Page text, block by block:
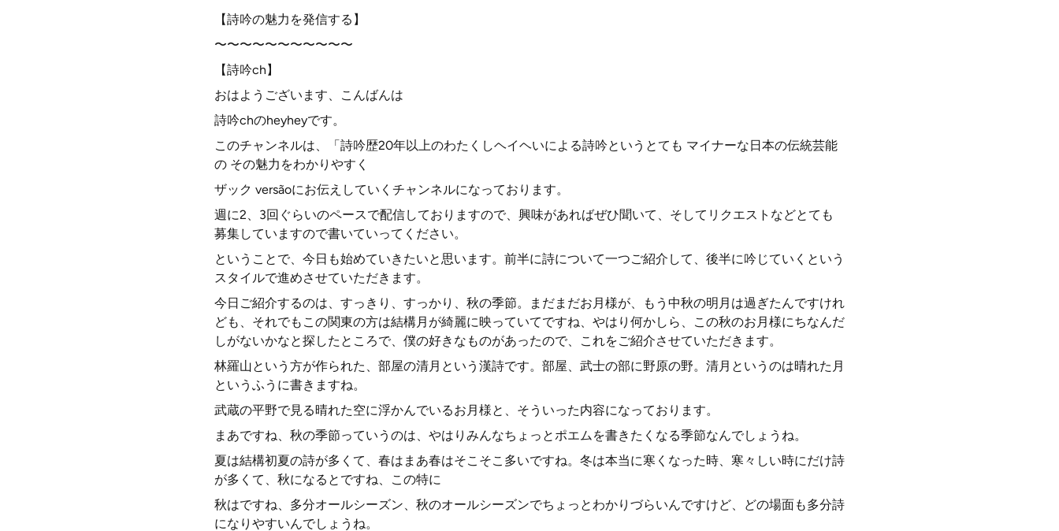
【詩吟の魅力を発信する】
〜〜〜〜〜〜〜〜〜〜〜
【詩吟ch】
おはようございます、こんばんは
詩吟chのheyheyです。
このチャンネルは、「詩吟歴20年以上のわたくしヘイヘいによる詩吟というとても マイナーな日本の伝統芸能
の その魅力をわかりやすく
ザック versãoにお伝えしていくチャンネルになっております。
週に2、3回ぐらいのペースで配信しておりますので、興味があればぜひ聞いて、そしてリクエストなどとても
募集していますので書いていってください。
ということで、今日も始めていきたいと思います。前半に詩について一つご紹介して、後半に吟じていくという
スタイルで進めさせていただきます。
今日ご紹介するのは、すっきり、すっかり、秋の季節。まだまだお月様が、もう中秋の明月は過ぎたんですけれ
ども、それでもこの関東の方は結構月が綺麗に映っていてですね、やはり何かしら、この秋のお月様にちなんだ
しがないかなと探したところで、僕の好きなものがあったので、これをご紹介させていただきます。
林羅山という方が作られた、部屋の清月という漢詩です。部屋、武士の部に野原の野。清月というのは晴れた月
というふうに書きますね。
武蔵の平野で見る晴れた空に浮かんでいるお月様と、そういった内容になっております。
まあですね、秋の季節っていうのは、やはりみんなちょっとポエムを書きたくなる季節なんでしょうね。
夏は結構初夏の詩が多くて、春はまあ春はそこそこ多いですね。冬は本当に寒くなった時、寒々しい時にだけ詩
が多くて、秋になるとですね、この特に
秋はですね、多分オールシーズン、秋のオールシーズンでちょっとわかりづらいんですけど、どの場面も多分詩
になりやすいんでしょうね。